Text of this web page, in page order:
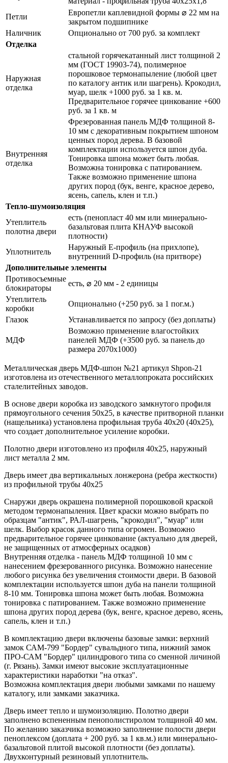
Петли
Европетли каплевидной формы ⌀ 22 мм на
закрытом подшипнике
Наличник
Опционально от 700 руб. за комплект
Отделка
Наружная
отделка
стальной горячекатанный лист толщиной 2
мм (ГОСТ 19903-74), полимерное
порошковое термонапыление (любой цвет
по каталогу антик или шагрень). Крокодил,
муар, шелк +1000 руб. за 1 кв. м.
Предварительное горячее цинкование +600
руб. за 1 кв. м
Внутренняя
отделка
Фрезерованная панель МДФ толщиной 8-
10 мм с декоративным покрытием шпоном
ценных пород дерева. В базовой
комплектации используется шпон дуба.
Тонировка шпона может быть любая.
Возможна тонировка с патированием.
Также возможно применение шпона
других пород (бук, венге, красное дерево,
ясень, сапель, клен и т.п.)
Тепло-шумоизоляция
Утеплитель
полотна двери
есть (пенопласт 40 мм или минерально-
базальтовая плита КНАУФ высокой
плотности)
Уплотнитель
Наружный Е-профиль (на прихлопе),
внутренний D-профиль (на притворе)
Дополнительные элементы
Противосъемные
блокираторы
есть, ⌀ 20 мм - 2 единицы
Утеплитель
коробки
Опционально (+250 руб. за 1 пог.м.)
Глазок
Устанавливается по запросу (без доплаты)
МДФ
Возможно применение влагостойких
панелей МДФ (+3500 руб. за панель до
размера 2070х1000)
Металлическая дверь МДФ-шпон №21 артикул Shpon-21
изготовлена из отечественного металлопроката российских
сталелитейных заводов.
В основе двери коробка из заводского замкнутого профиля
прямоугольного сечения 50х25, в качестве притворной планки
(нащельника) установлена профильная труба 40х20 (40х25),
что создает дополнительное усиление коробки.
Полотно двери изготовлено из профиля 40х25, наружный
лист металла 2 мм.
Дверь имеет два вертикальных лонжерона (ребра жесткости)
из профильной трубы 40х25
Снаружи дверь окрашена полимерной порошковой краской
методом термонапыления. Цвет краски можно выбрать по
образцам "антик", РАЛ-шагрень, "крокодил", "муар" или
шелк. Выбор красок данного типа огромен. Возможно
предварительное горячее цинкование (актуально для дверей,
не защищенных от атмосферных осадков)
Внутренняя отделка - панель МДФ толщиной 10 мм с
нанесением фрезерованного рисунка. Возможно нанесение
любого рисунка без увеличения стоимости двери. В базовой
комплектации используется шпон дуба на панели толщиной
8-10 мм. Тонировка шпона может быть любая. Возможна
тонировка с патированием. Также возможно применение
шпона других пород дерева (бук, венге, красное дерево, ясень,
сапель, клен и т.п.)
В комплектацию двери включены базовые замки: верхний
замок САМ-799 "Бордер" сувальдного типа, нижний замок
ПРО-САМ "Бордер" цилиндрового типа со сменной личиной
(г. Рязань). Замки имеют высокие эксплуатационные
характеристики наработки "на отказ".
Возможна комплектация двери любыми замками по нашему
каталогу, или замками заказчика.
Дверь имеет тепло и шумоизоляцию. Полотно двери
заполнено вспененным пенополистиролом толщиной 40 мм.
По желанию заказчика возможно заполнение полости двери
пеноплексом (доплата + 200 руб. за 1 кв.м.) или минерально-
базальтовой плитой высокой плотности (без доплаты).
Двухконтурный резиновый уплотнитель.